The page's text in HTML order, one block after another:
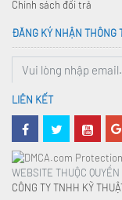
Chính sách đổi trả
ĐĂNG KÝ NHẬN THÔNG
LIÊN KẾT
WEBSITE THUỘC QUYỀN
CÔNG TY TNHH KỸ